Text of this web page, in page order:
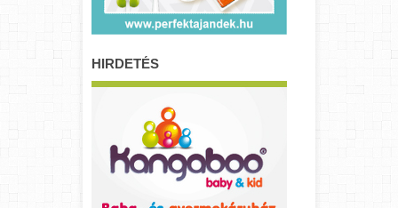
HIRDETÉS